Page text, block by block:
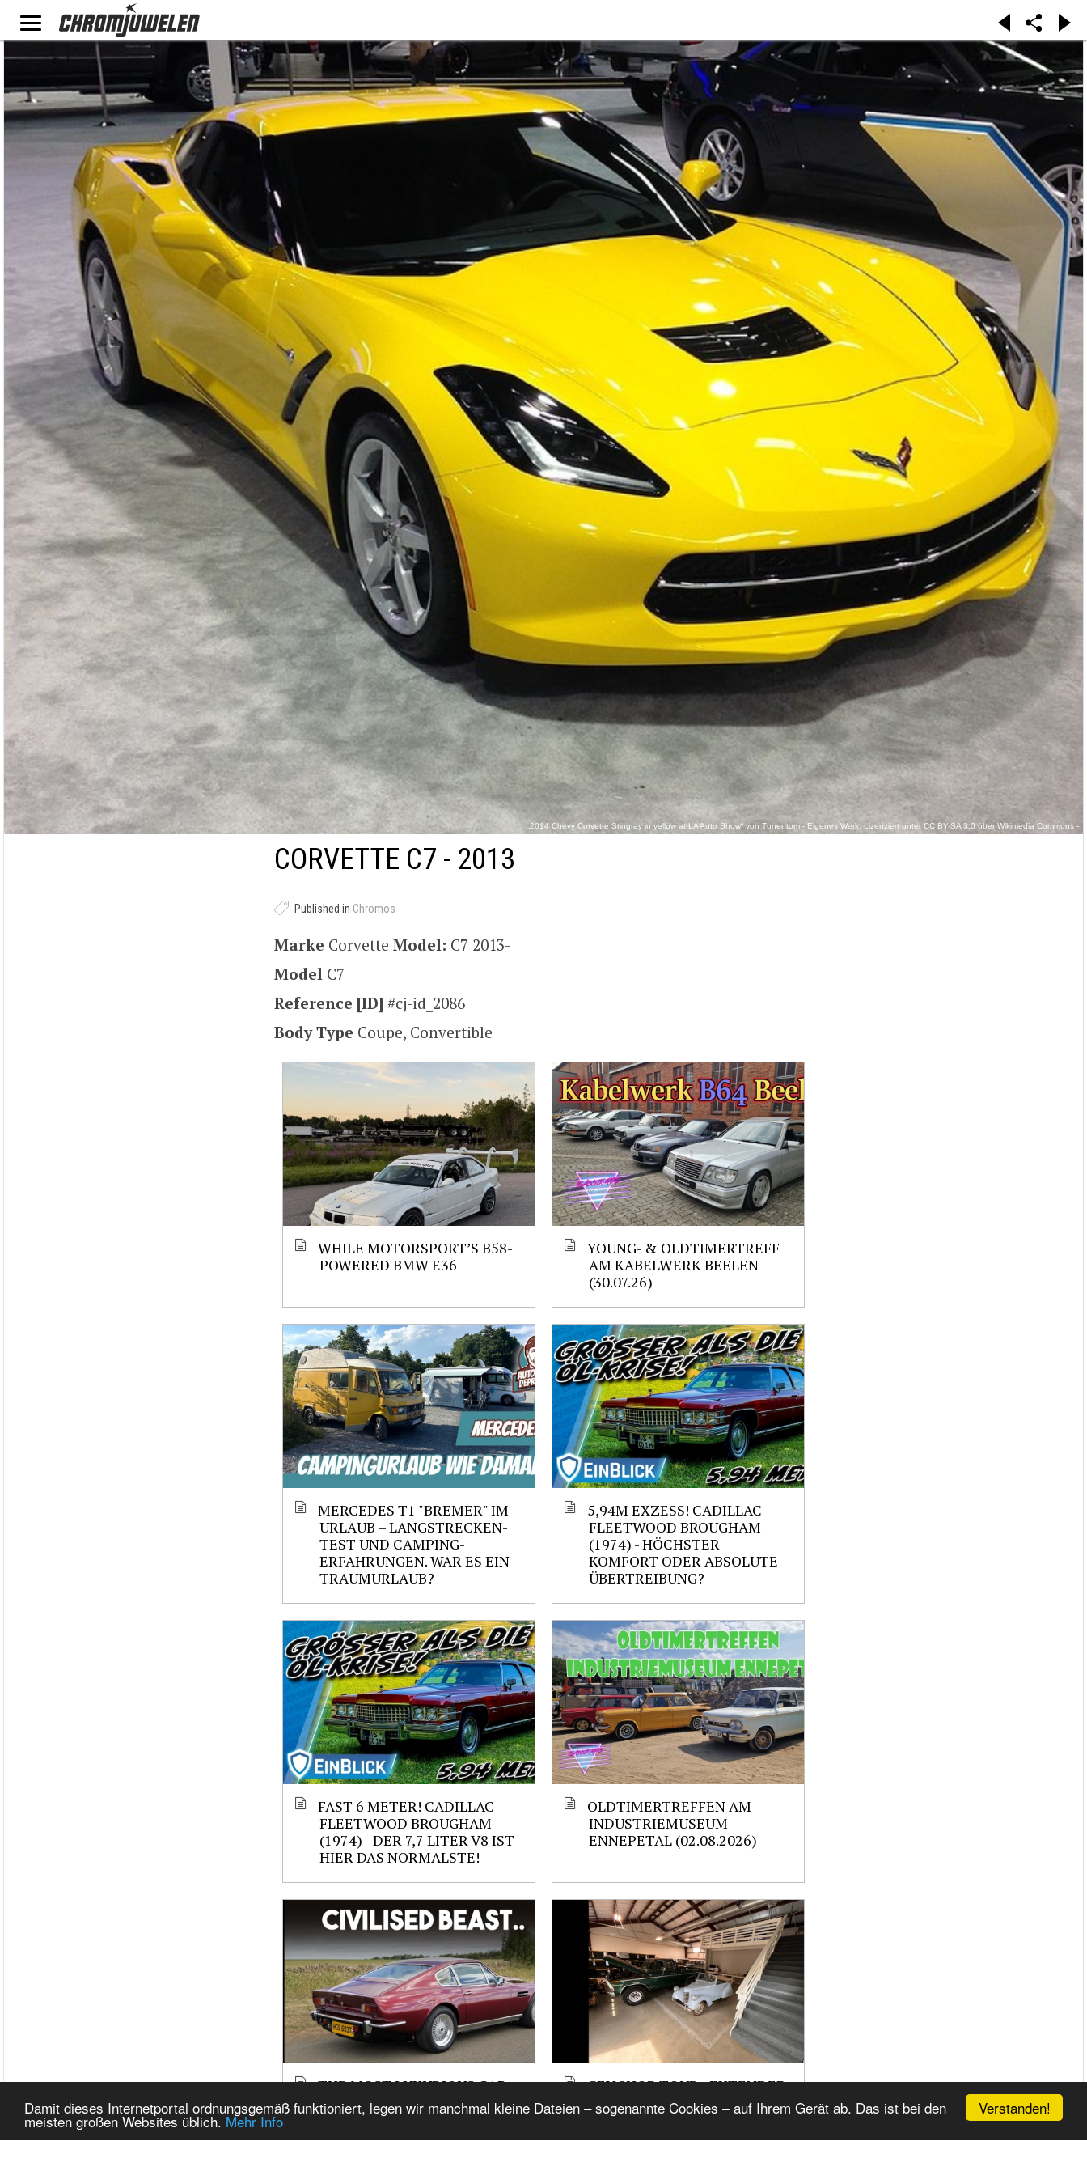
Verstanden!
Damit dieses Internetportal ordnungsgemäß funktioniert, legen wir manchmal kleine Dateien – sogenannte Cookies – auf Ihrem Gerät ab. Das ist bei den
meisten großen Websites üblich. Mehr Info
„2014 Chevy Corvette Stingray in yellow at LA Auto Show“ von Tuner tom - Eigenes Werk. Lizenziert unter CC BY-SA 3.0 über Wikimedia Commons -
https://commons.wikimedia.org/wiki/File:2014_Chevy_Corvette_Stingray_in_yellow_at_LA_Auto_Show.jpg#/media/File:2014_Chevy_Corvette_Stingray_in_yellow_at_LA_Auto_Show.jpg
CORVETTE C7 - 2013
Published in Chromos
Marke Corvette Model: C7 2013-
Model C7
Reference [ID] #cj-id_2086
Body Type Coupe, Convertible
WHILE MOTORSPORT’S B58-
POWERED BMW E36
YOUNG- & OLDTIMERTREFF
AM KABELWERK BEELEN
(30.07.26)
MERCEDES T1 "BREMER" IM
URLAUB – LANGSTRECKEN-
TEST UND CAMPING-
ERFAHRUNGEN. WAR ES EIN
TRAUMURLAUB?
5,94M EXZESS! CADILLAC
FLEETWOOD BROUGHAM
(1974) - HÖCHSTER
KOMFORT ODER ABSOLUTE
ÜBERTREIBUNG?
FAST 6 METER! CADILLAC
FLEETWOOD BROUGHAM
(1974) - DER 7,7 LITER V8 IST
HIER DAS NORMALSTE!
OLDTIMERTREFFEN AM
INDUSTRIEMUSEUM
ENNEPETAL (02.08.2026)
THE MOST LUXURIOUS CAR
ASTON HAD EVER BUILT -
ASTON OSCAR INDIA V8
(1979)
CEV SHOP TOUR - EXTENDED
VERSION